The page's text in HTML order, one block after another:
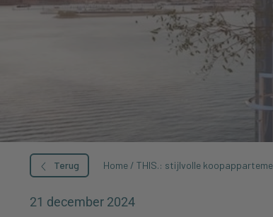
Terug Home / THIS.: stijlvolle
21 december 2024